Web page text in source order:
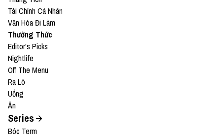
Tài Chính Cá Nhân
Văn Hóa Đi Làm
Thưởng Thức
Editor's Picks
Nightlife
Off The Menu
Ra Lò
Uống
Ăn
Series
Bóc Term